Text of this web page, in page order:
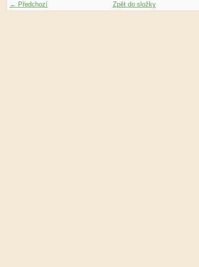
← Předchozí Zpět do složky